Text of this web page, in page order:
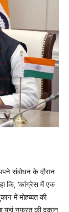
अपने संबोधन के दौरान
कि, ‘कांग्रेस में एक
में मोहब्बत की
यहां नफरत की दुकान